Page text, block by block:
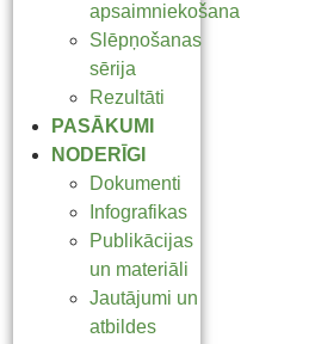
apsaimniekošana
Slēpņošanas
sērija
Rezultāti
PASĀKUMI
NODERĪGI
Dokumenti
Infografikas
Publikācijas
un materiāli
Jautājumi un
atbildes